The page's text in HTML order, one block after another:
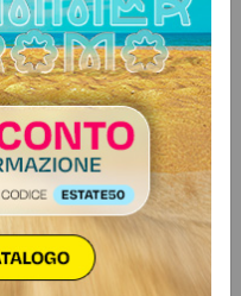
di lavoro che hanno alle
e praticanti
dei contributi
presentazione
denuncia mensile delle
a tutti i